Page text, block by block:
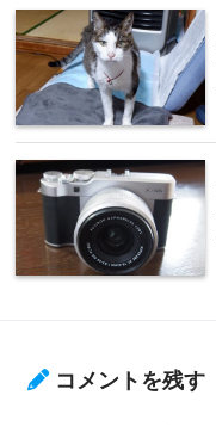
コメントを残す